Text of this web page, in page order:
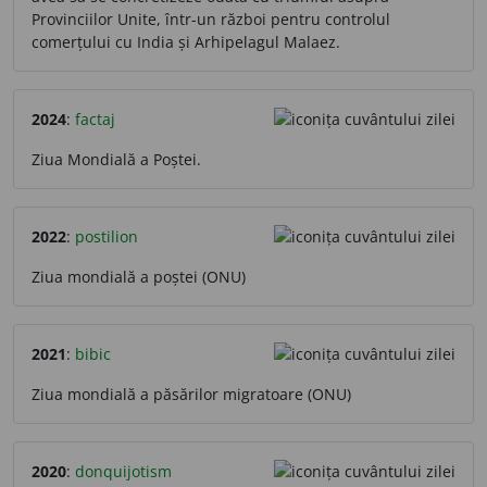
Provinciilor Unite, într-un război pentru controlul
comerțului cu India și Arhipelagul Malaez.
2024: factaj
Ziua Mondială a Poștei.
2022: postilion
Ziua mondială a poștei (ONU)
2021: bibic
Ziua mondială a păsărilor migratoare (ONU)
2020: donquijotism